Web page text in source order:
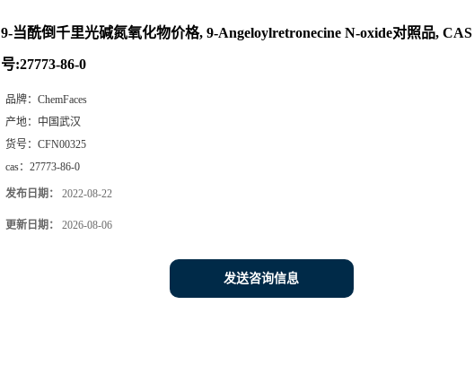
9-当酰倒千里光碱氮氧化物价格, 9-Angeloylretronecine N-oxide对照品, CAS
号:27773-86-0
品牌： ChemFaces
产地： 中国武汉
货号： CFN00325
cas： 27773-86-0
发布日期： 2022-08-22
更新日期： 2026-08-06
发送咨询信息